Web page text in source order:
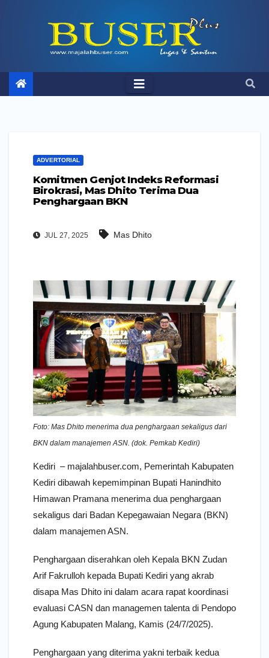
ADVERTORIAL
Komitmen Genjot Indeks Reformasi
Birokrasi, Mas Dhito Terima Dua
Penghargaan BKN
JUL 27, 2025 Mas Dhito
Foto: Mas Dhito menerima dua penghargaan sekaligus dari
BKN dalam manajemen ASN. (dok. Pemkab Kediri)
Kediri – majalahbuser.com, Pemerintah Kabupaten
Kediri dibawah kepemimpinan Bupati Hanindhito
Himawan Pramana menerima dua penghargaan
sekaligus dari Badan Kepegawaian Negara (BKN)
dalam manajemen ASN.
Penghargaan diserahkan oleh Kepala BKN Zudan
Arif Fakrulloh kepada Bupati Kediri yang akrab
disapa Mas Dhito ini dalam acara rapat koordinasi
evaluasi CASN dan managemen talenta di Pendopo
Agung Kabupaten Malang, Kamis (24/7/2025).
Penghargaan yang diterima yakni terbaik kedua